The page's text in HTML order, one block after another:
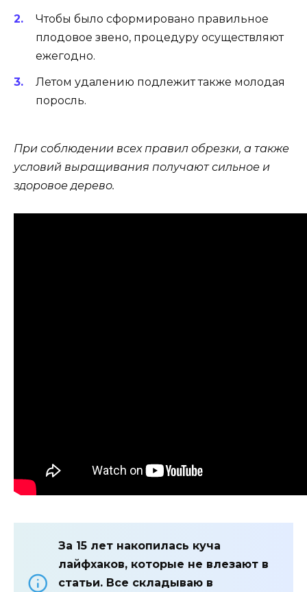
Чтобы было сформировано правильное
плодовое звено, процедуру осуществляют
ежегодно.
Летом удалению подлежит также молодая
поросль.
При соблюдении всех правил обрезки, а также
условий выращивания получают сильное и
здоровое дерево.
За 15 лет накопилась куча
лайфхаков, которые не влезают в
статьи. Все складываю в